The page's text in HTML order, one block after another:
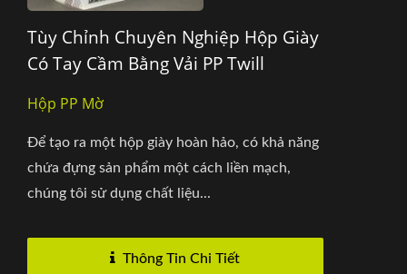
Tùy Chỉnh Chuyên Nghiệp Hộp Giày
Có Tay Cầm Bằng Vải PP Twill
Hộp PP Mờ
Để tạo ra một hộp giày hoàn hảo, có khả năng
chứa đựng sản phẩm một cách liền mạch,
chúng tôi sử dụng chất liệu...
Thông Tin Chi Tiết